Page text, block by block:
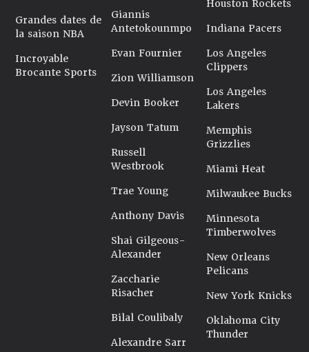
Grandes dates de
la saison NBA
Incroyable
Brocante Sports
Giannis
Antetokounmpo
Evan Fournier
Zion Williamson
Devin Booker
Jayson Tatum
Russell
Westbrook
Trae Young
Anthony Davis
Shai Gilgeous-
Alexander
Zaccharie
Risacher
Bilal Coulibaly
Alexandre Sarr
Houston Rockets
Indiana Pacers
Los Angeles
Clippers
Los Angeles
Lakers
Memphis
Grizzlies
Miami Heat
Milwaukee Bucks
Minnesota
Timberwolves
New Orleans
Pelicans
New York Knicks
Oklahoma City
Thunder